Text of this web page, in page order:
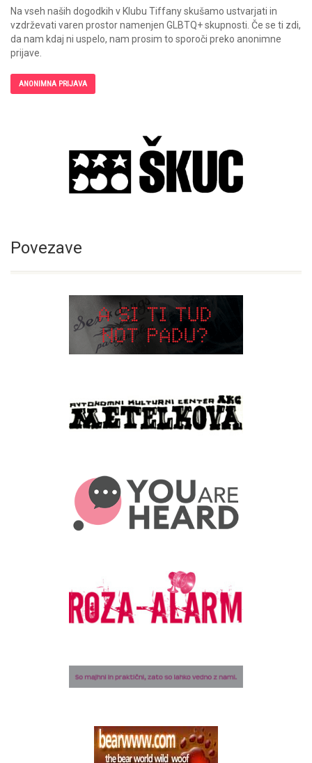
Na vseh naših dogodkih v Klubu Tiffany skušamo ustvarjati in
vzdrževati varen prostor namenjen GLBTQ+ skupnosti. Če se ti zdi,
da nam kdaj ni uspelo, nam prosim to sporoči preko anonimne
prijave.
ANONIMNA PRIJAVA
Povezave